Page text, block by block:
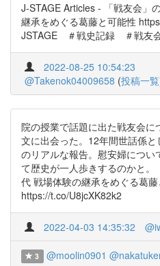
J-STAGE Articles - 「戦友会」
継承をめぐる葛藤と可能性
JSTAGE ＃戦史記録 ＃戦友
2022-08-25 10:54:23
@Takenok04009658 (投稿一覧
院の授業で話題に出た戦友会
文に出会った。12年間世話係
のリアルな報告。慰安婦につい
て歴史が一人歩きするのかと
代 戦場体験の継承をめぐる葛藤
https://t.co/U8jcXK82k2
2022-04-03 14:35:32
3 @moolin0901